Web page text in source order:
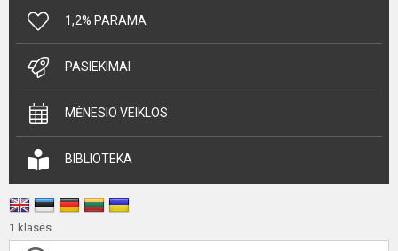
1,2% PARAMA
PASIEKIMAI
MĖNESIO VEIKLOS
BIBLIOTEKA
1 klasės